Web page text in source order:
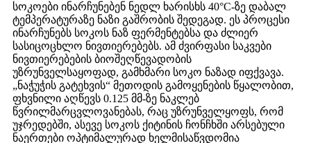
სოკოები ინარჩუნებენ ნედლ ხარისხს 40°C-ზე დაბალ
ტემპერატურაზე ნაზი გაშრობის შედეგად. ეს პროცესი
ინარჩუნებს სოკოს ნაზ ფერმენტებსა და ძლიერ
სასიცოცხლო ნივთიერებებს. ამ ძვირფასი საკვები
ნივთიერებების ბიოშეღწევადობის
უზრუნველსაყოფად, გამხმარი სოკო ნაზად იფქვავა.
„ნაჭუჭის გატეხვის“ მეთოდის გამოყენების წყალობით,
ფხვნილი აღწევს 0.125 მმ-ზე ნაკლებ
წვრილმარცვლოვანებას, რაც უზრუნველყოფს, რომ
უჯრედებში, ასევე სოკოს ქიტინის ჩონჩხში არსებული
ნაერთები ოპტიმალურად ხელმისაწვდომია